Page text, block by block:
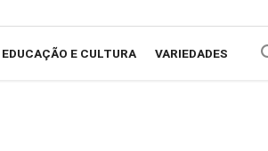
EDUCAÇÃO E CULTURA VARIEDADES